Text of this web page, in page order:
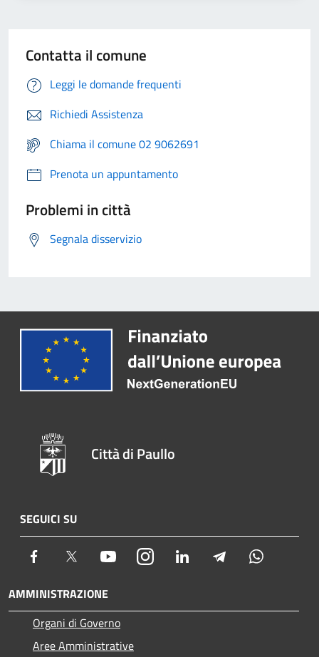
Contatta il comune
Leggi le domande frequenti
Richiedi Assistenza
Chiama il comune 02 9062691
Prenota un appuntamento
Problemi in città
Segnala disservizio
Città di Paullo
SEGUICI SU
Facebook Twitter YoutubeInstagram LinkedIn Telegram
AMMINISTRAZIONE
Organi di Governo
Aree Amministrative